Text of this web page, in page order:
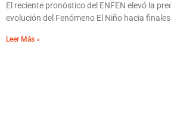
El reciente pronóstico del ENFEN elevó la
evolución del Fenómeno El Niño hacia
Leer Más »